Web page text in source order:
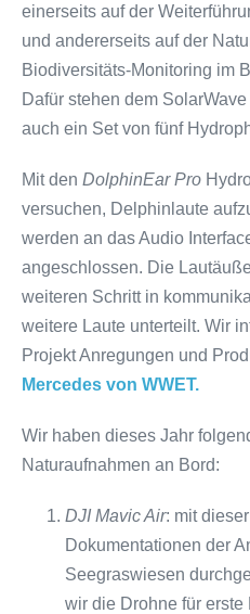
einerseits auf der
und andererseits auf der
Biodiversitäts-Monitoring im
Dafür stehen dem
auch ein Set von fünf
Mit den DolphinEar Pro
versuchen, Delphinlaute
werden an das Audio
angeschlossen. Die
weiteren Schritt in
weitere Laute unterteilt. Wir
Projekt Anregungen und
Mercedes von WWET.
Wir haben dieses Jahr
Naturaufnahmen an Bord:
DJI Mavic Air: mit
Dokumentationen der
Seegraswiesen
wir die Drohne für